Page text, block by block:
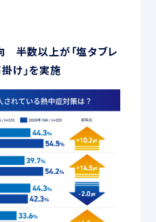
半数以上が「塩タブレ
け」を実施